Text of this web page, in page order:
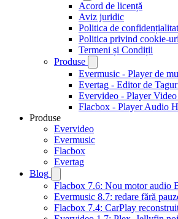
Acord de licență
Aviz juridic
Politica de
Politica privind cookie-
Termeni și Condiții
Produse
Evermusic - Player de
Evertag - Editor de
Evervideo - Player
Flacbox - Player Audio
Produse
Evervideo
Evermusic
Flacbox
Evertag
Blog
Flacbox 7.6: Nou motor audio
Evermusic 8.7: redare fără
Flacbox 7.4: CarPlay